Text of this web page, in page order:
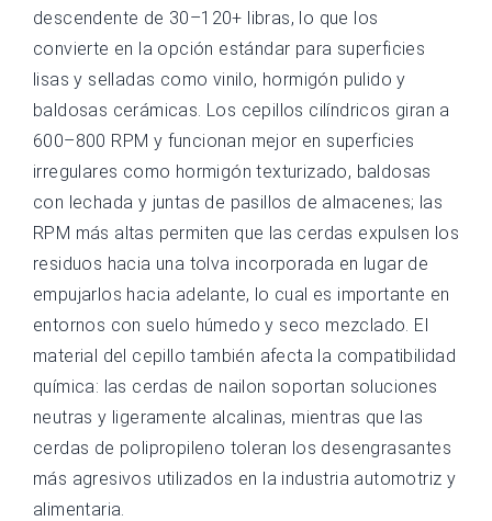
descendente de 30–120+ libras, lo que los
convierte en la opción estándar para superficies
lisas y selladas como vinilo, hormigón pulido y
baldosas cerámicas. Los cepillos cilíndricos giran a
600–800 RPM y funcionan mejor en superficies
irregulares como hormigón texturizado, baldosas
con lechada y juntas de pasillos de almacenes; las
RPM más altas permiten que las cerdas expulsen los
residuos hacia una tolva incorporada en lugar de
empujarlos hacia adelante, lo cual es importante en
entornos con suelo húmedo y seco mezclado. El
material del cepillo también afecta la compatibilidad
química: las cerdas de nailon soportan soluciones
neutras y ligeramente alcalinas, mientras que las
cerdas de polipropileno toleran los desengrasantes
más agresivos utilizados en la industria automotriz y
alimentaria.